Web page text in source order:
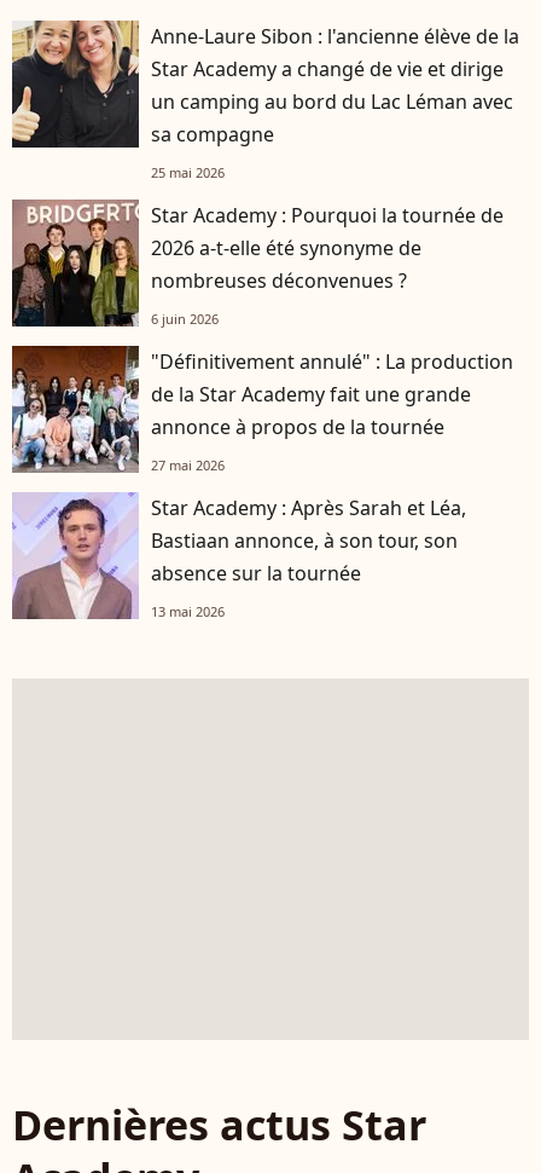
Anne-Laure Sibon : l'ancienne élève de la
Star Academy a changé de vie et dirige
un camping au bord du Lac Léman avec
sa compagne
25 mai 2026
Star Academy : Pourquoi la tournée de
2026 a-t-elle été synonyme de
nombreuses déconvenues ?
6 juin 2026
"Définitivement annulé" : La production
de la Star Academy fait une grande
annonce à propos de la tournée
27 mai 2026
Star Academy : Après Sarah et Léa,
Bastiaan annonce, à son tour, son
absence sur la tournée
13 mai 2026
Dernières actus Star